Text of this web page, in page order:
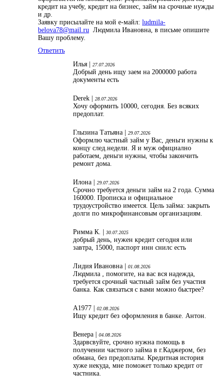
кредит на учебу, кредит на бизнес, займ на срочные нужды
и др.
Заявку присылайте на мой е-майл: ludmila-
belova78@mail.ru Людмила Ивановна, в письме опишите
Вашу проблему.
Ответить
Илья |
27.07.2026
Добрый день ищу заем на 2000000 работа
документы есть
Derek | 28.07.2026
Хочу оформить 10000, сегодня. Без всяких
предоплат.
Глызина Татьяна | 29.07.2026
Оформлю частный займ у Вас, деньги нужны к
концу след.недели. Я и муж официално
работаем, деньги нужны, чтобы закончить
ремонт дома.
Илона | 29.07.2026
Срочно требуется деньги займ на 2 года. Сумма
160000. Прописка и официальное
трудоустройство имеется. Цель займа: закрыть
долги по микрофинансовым организациям.
Римма К. | 30.07.2025
добрый день, нужен кредит сегодня или
завтра, 15000, паспорт инн снилс есть
Лидия Ивановна | 01.08.2026
Людмила , помогите, на вас вся надежда,
требуется срочный частный займ без участия
банка. Как связаться с вами можно быстрее?
А1977 | 02.08.2026
Ищу кредит без оформления в банке. Антон.
Венера | 04.08.2026
Здарвсвуйте, срочно нужна помощь в
получении частного займа в г.Каджером, без
обмана, без предоплаты. Кредитная история
хуже некуда, мне поможет только кредит от
частника.